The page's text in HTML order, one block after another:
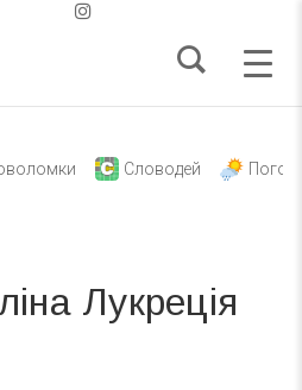
Словодей
Лукреція